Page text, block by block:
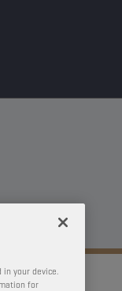
your device.
for